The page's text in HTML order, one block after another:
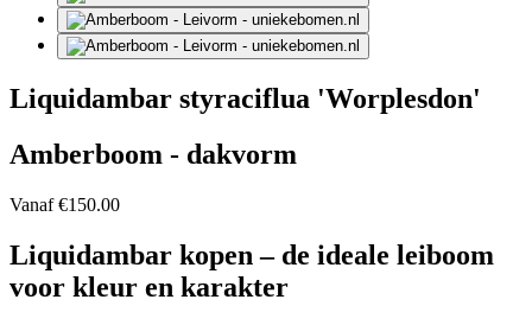
Liquidambar styraciflua 'Worplesdon'
Amberboom - dakvorm
Vanaf €150.00
Liquidambar kopen – de ideale leiboom
voor kleur en karakter